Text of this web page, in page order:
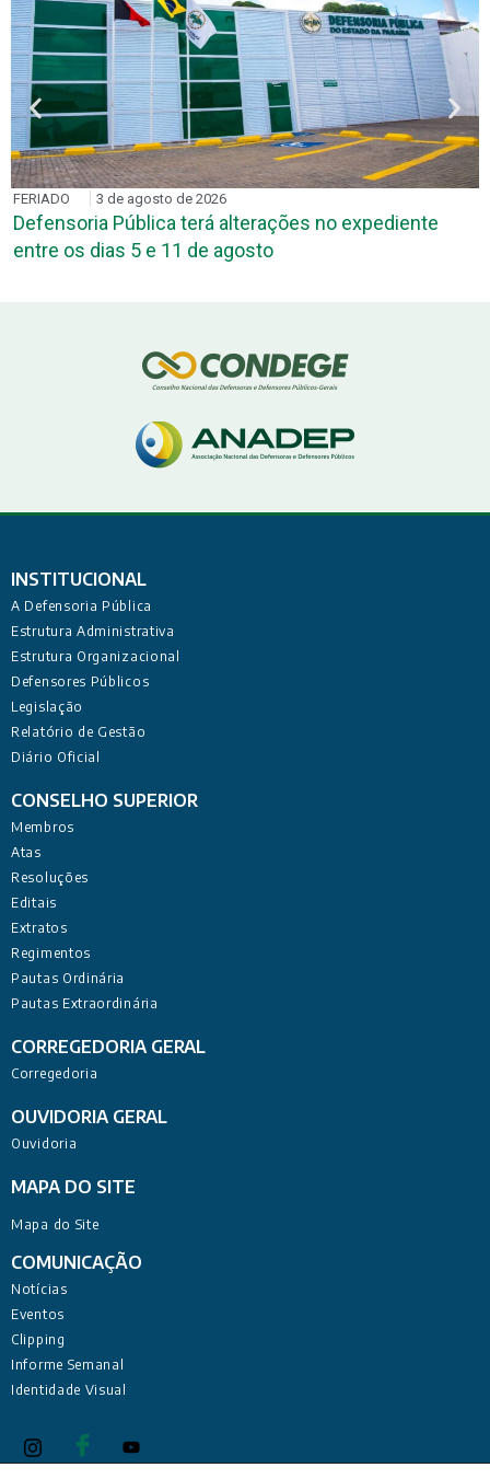
FERIADO 3 de agosto de 2026
Defensoria Pública terá alterações no expediente
entre os dias 5 e 11 de agosto
INSTITUCIONAL
A Defensoria Pública
Estrutura Administrativa
Estrutura Organizacional
Defensores Públicos
Legislação
Relatório de Gestão
Diário Oficial
CONSELHO SUPERIOR
Membros
Atas
Resoluções
Editais
Extratos
Regimentos
Pautas Ordinária
Pautas Extraordinária
CORREGEDORIA GERAL
Corregedoria
OUVIDORIA GERAL
Ouvidoria
MAPA DO SITE
Mapa do Site
COMUNICAÇÃO
Notícias
Eventos
Clipping
Informe Semanal
Identidade Visual